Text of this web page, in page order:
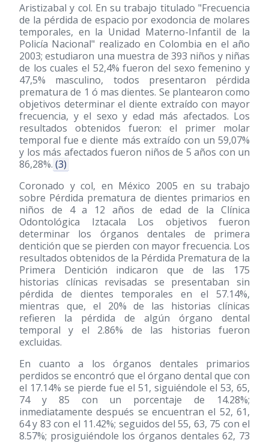
Aristizabal y col. En su trabajo titulado "Frecuencia
de la pérdida de espacio por exodoncia de molares
temporales, en la Unidad Materno-Infantil de la
Policía Nacional" realizado en Colombia en el año
2003; estudiaron una muestra de 393 niños y niñas
de los cuales el 52,4% fueron del sexo femenino y
47,5% masculino, todos presentaron pérdida
prematura de 1 ó mas dientes. Se plantearon como
objetivos determinar el diente extraído con mayor
frecuencia, y el sexo y edad más afectados. Los
resultados obtenidos fueron: el primer molar
temporal fue e diente más extraído con un 59,07%
y los más afectados fueron niños de 5 años con un
86,28%. (3)
Coronado y col, en México 2005 en su trabajo
sobre Pérdida prematura de dientes primarios en
niños de 4 a 12 años de edad de la Clínica
Odontológica Iztacala Los objetivos fueron
determinar los órganos dentales de primera
dentición que se pierden con mayor frecuencia. Los
resultados obtenidos de la Pérdida Prematura de la
Primera Dentición indicaron que de las 175
historias clínicas revisadas se presentaban sin
pérdida de dientes temporales en el 57.14%,
mientras que, el 20% de las historias clínicas
refieren la pérdida de algún órgano dental
temporal y el 2.86% de las historias fueron
excluidas.
En cuanto a los órganos dentales primarios
perdidos se encontró que el órgano dental que con
el 17.14% se pierde fue el 51, siguiéndole el 53, 65,
74 y 85 con un porcentaje de 14.28%;
inmediatamente después se encuentran el 52, 61,
64 y 83 con el 11.42%; seguidos del 55, 63, 75 con el
8.57%; prosiguiéndole los órganos dentales 62, 73